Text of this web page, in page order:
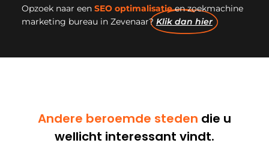
Opzoek naar een SEO optimalisatieen zoekmachine
marketing bureau in Zevenaar? Klik dan hier
Andere beroemde steden die u
wellicht interessant vindt.